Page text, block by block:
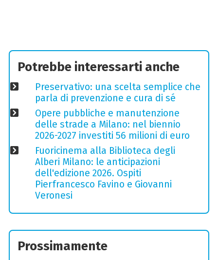
Potrebbe interessarti anche
Preservativo: una scelta semplice che
parla di prevenzione e cura di sé
Opere pubbliche e manutenzione
delle strade a Milano: nel biennio
2026-2027 investiti 56 milioni di euro
Fuoricinema alla Biblioteca degli
Alberi Milano: le anticipazioni
dell'edizione 2026. Ospiti
Pierfrancesco Favino e Giovanni
Veronesi
Prossimamente